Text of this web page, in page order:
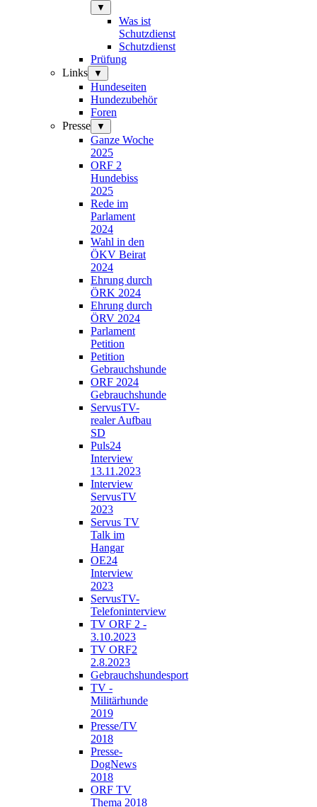
▼
Was ist
Schutzdienst
Schutzdienst
Prüfung
Links
▼
Hundeseiten
Hundezubehör
Foren
Presse
▼
Ganze Woche
2025
ORF 2
Hundebiss
2025
Rede im
Parlament
2024
Wahl in den
ÖKV Beirat
2024
Ehrung durch
ÖRK 2024
Ehrung durch
ÖRV 2024
Parlament
Petition
Petition
Gebrauchshunde
ORF 2024
Gebrauchshunde
ServusTV-
realer Aufbau
SD
Puls24
Interview
13.11.2023
Interview
ServusTV
2023
Servus TV
Talk im
Hangar
OE24
Interview
2023
ServusTV-
Telefoninterview
TV ORF 2 -
3.10.2023
TV ORF2
2.8.2023
Gebrauchshundesport
TV -
Militärhunde
2019
Presse/TV
2018
Presse-
DogNews
2018
ORF TV
Thema 2018